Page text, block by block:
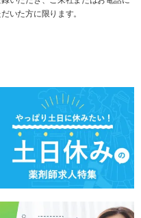
いた方に限ります。